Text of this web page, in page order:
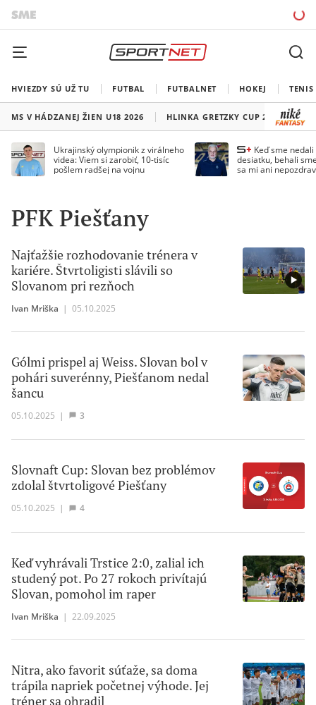
HVIEZDY SÚ UŽ TU FUTBAL FUTBALNET HOKEJ TENIS
MS V HÁDZANEJ ŽIEN U18 2026 HLINKA GRETZKY CUP 2026
Ukrajinský olympionik z virálneho
videa: Viem si zarobiť, 10-tisíc
pošlem radšej na vojnu
Keď sme
desiatku, behali
sa mi ani
PFK Piešťany
Najťažšie rozhodovanie trénera v
kariére. Štvrtoligisti slávili so
Slovanom pri rezňoch
Ivan Mriška | 05.10.2025
Gólmi prispel aj Weiss. Slovan bol v
pohári suverénny, Piešťanom nedal
šancu
05.10.2025 | 3
Slovnaft Cup: Slovan bez problémov
zdolal štvrtoligové Piešťany
05.10.2025 | 4
Keď vyhrávali Trstice 2:0, zalial ich
studený pot. Po 27 rokoch privítajú
Slovan, pomohol im raper
Ivan Mriška | 22.09.2025
Nitra, ako favorit súťaže, sa doma
trápila napriek početnej výhode. Jej
tréner sa ohradil